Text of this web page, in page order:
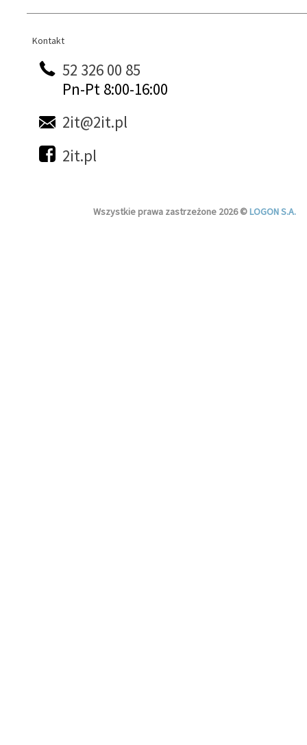
Kontakt
Kontakt
52 326 00 85
Pn-Pt 8:00-16:00
2it@2it.pl
2it.pl
Wszystkie prawa zastrzeżone 2026 ©LOGON S.A.